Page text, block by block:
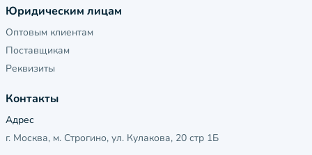
Юридическим лицам
Оптовым клиентам
Поставщикам
Реквизиты
Контакты
Адрес
г. Москва, м. Строгино, ул. Кулакова, 20 стр 1Б